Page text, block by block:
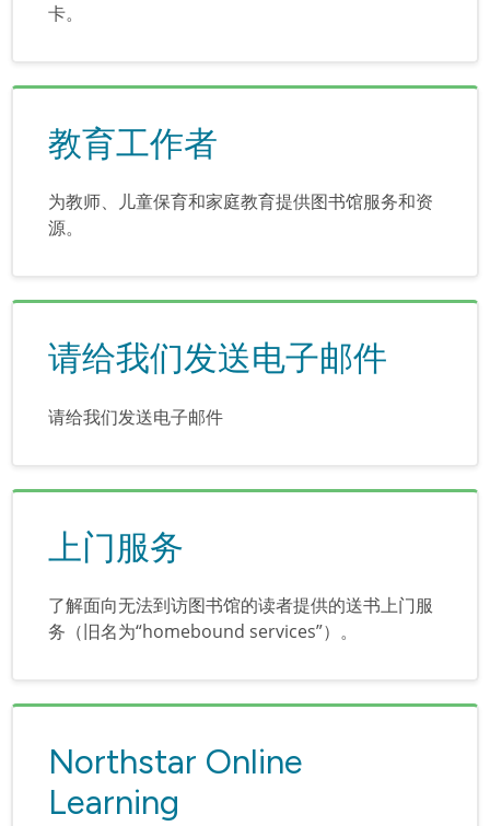
卡。
教育工作者
为教师、儿童保育和家庭教育提供图书馆服务和资
源。
请给我们发送电子邮件
请给我们发送电子邮件
上门服务
了解面向无法到访图书馆的读者提供的送书上门服
务（旧名为“homebound services”）。
Northstar Online
Learning